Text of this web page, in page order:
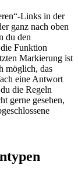
Links in der
ganz nach oben
du den
Funktion
Markierung ist
möglich, das
eine Antwort
die Regeln
gerne gesehen,